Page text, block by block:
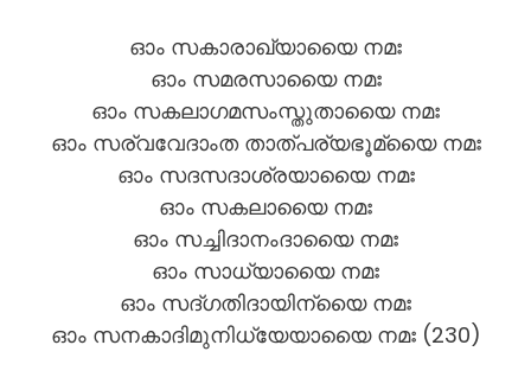
ഓം സകാരാഖ്യായൈ നമഃ
ഓം സമരസായൈ നമഃ
ഓം സകലാഗമസംസ്തുതായൈ നമഃ
ഓം സര്വവേദാംത താത്പര്യഭൂമ്യൈ നമഃ
ഓം സദസദാശ്രയായൈ നമഃ
ഓം സകലായൈ നമഃ
ഓം സച്ചിദാനംദായൈ നമഃ
ഓം സാധ്യായൈ നമഃ
ഓം സദ്ഗതിദായിന്യൈ നമഃ
ഓം സനകാദിമുനിധ്യേയായൈ നമഃ (230)